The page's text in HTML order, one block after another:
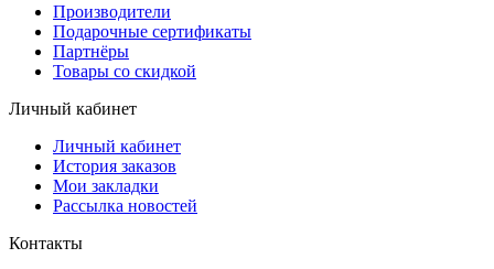
Производители
Подарочные сертификаты
Партнёры
Товары со скидкой
Личный кабинет
Личный кабинет
История заказов
Мои закладки
Рассылка новостей
Контакты